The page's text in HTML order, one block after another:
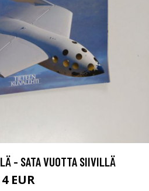
- SATA VUOTTA SIIVILLÄ
4 EUR